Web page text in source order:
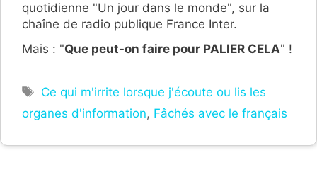
quotidienne "Un jour dans le monde", sur la
chaîne de radio publique France Inter.
Mais : "Que peut-on faire pour PALIER CELA" !
Étiquettes
Ce qui m'irrite lorsque j'écoute ou lis les
organes d'information, Fâchés avec le français